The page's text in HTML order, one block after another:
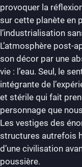
provoquer la
sur cette planète en
l’industrialisation
L’atmosphère post-
son décor par une
vie : l’eau. Seul, le
intégrante de
et stérile qui fait
personnage que
Les vestiges des
structures autrefois
d’une civilisation
poussière.